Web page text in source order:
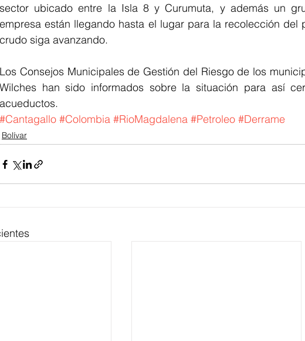
sector ubicado entre la Isla 8 y Curumuta, y además un
empresa están llegando hasta el lugar para la recolección del
crudo siga avanzando.
Los Consejos Municipales de Gestión del Riesgo de los
Wilches han sido informados sobre la situación para así
acueductos.
#Cantagallo #Colombia #RioMagdalena #Petroleo #Derrame
Bolívar